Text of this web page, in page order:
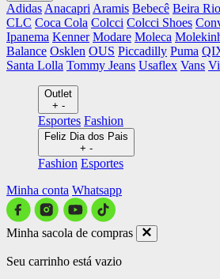
Adidas Anacapri Aramis Bebecê Beira Rio
CLC Coca Cola Colcci Colcci Shoes
Ipanema Kenner Modare Moleca
Balance Osklen OUS Piccadilly Puma
Santa Lolla Tommy Jeans Usaflex Vans
Outlet
+ -
Esportes Fashion
Feliz Dia dos Pais
+ -
Fashion Esportes
Minha conta Whatsapp
Minha sacola de compras
Seu carrinho está vazio